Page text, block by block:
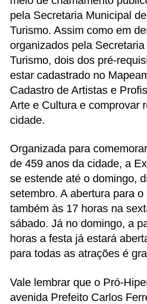
pela Secretaria Municipal
Turismo. Assim como em
organizados pela
Turismo, dois dos pré-
estar cadastrado no
Cadastro de Artistas e
Arte e Cultura e comprovar
cidade.
Organizada para
de 459 anos da cidade, a
se estende até o domingo,
setembro. A abertura para
também às 17 horas na
sábado. Já no domingo, a
horas a festa já estará
para todas as atrações é
Vale lembrar que o Pró-
avenida Prefeito Carlos